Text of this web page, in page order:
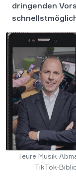
dringenden
Teure Musik-
TikTok-